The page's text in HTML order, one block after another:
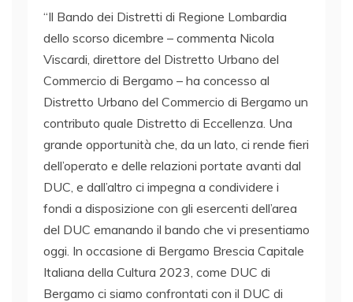
“Il Bando dei Distretti di Regione Lombardia
dello scorso dicembre – commenta Nicola
Viscardi, direttore del Distretto Urbano del
Commercio di Bergamo – ha concesso al
Distretto Urbano del Commercio di Bergamo un
contributo quale Distretto di Eccellenza. Una
grande opportunità che, da un lato, ci rende fieri
dell’operato e delle relazioni portate avanti dal
DUC, e dall’altro ci impegna a condividere i
fondi a disposizione con gli esercenti dell’area
del DUC emanando il bando che vi presentiamo
oggi. In occasione di Bergamo Brescia Capitale
Italiana della Cultura 2023, come DUC di
Bergamo ci siamo confrontati con il DUC di